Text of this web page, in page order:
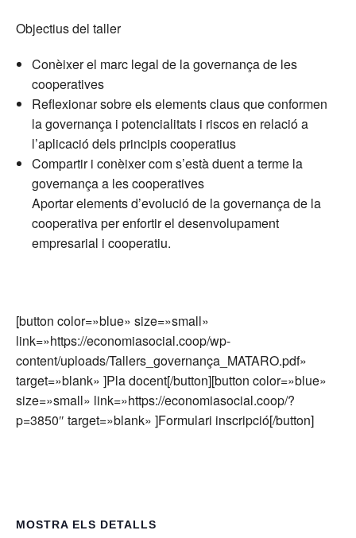
Objectius del taller
Conèixer el marc legal de la governança de les
cooperatives
Reflexionar sobre els elements claus que conformen
la governança i potencialitats i riscos en relació a
l’aplicació dels principis cooperatius
Compartir i conèixer com s’està duent a terme la
governança a les cooperatives
Aportar elements d’evolució de la governança de la
cooperativa per enfortir el desenvolupament
empresarial i cooperatiu.
[button color=»blue» size=»small»
link=»https://economiasocial.coop/wp-
content/uploads/Tallers_governança_MATARO.pdf»
target=»blank» ]Pla docent[/button][button color=»blue»
size=»small» link=»https://economiasocial.coop/?
p=3850″ target=»blank» ]Formulari inscripció[/button]
MOSTRA ELS DETALLS